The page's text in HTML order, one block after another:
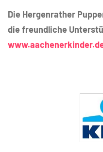
Die Hergenrather
die freundliche